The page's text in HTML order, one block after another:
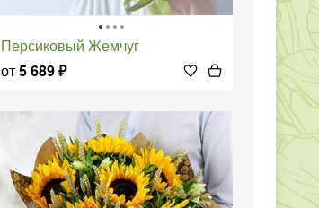
Персиковый Жемчуг
от5 689₽